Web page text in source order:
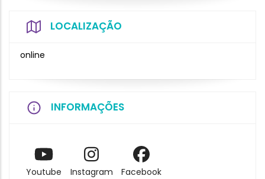
LOCALIZAÇÃO
online
INFORMAÇÕES
Youtube Instagram Facebook